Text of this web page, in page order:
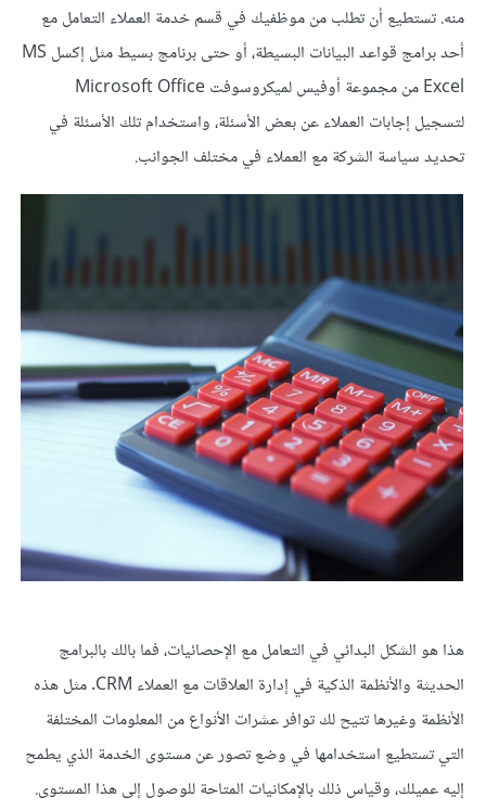
منه. تستطيع أن تطلب من موظفيك في قسم خدمة العملاء التعامل مع
أحد برامج قواعد البيانات البسيطة، أو حتى برنامج بسيط مثل إكسل MS
Excel من مجموعة أوفيس لميكروسوفت Microsoft Office
لتسجيل إجابات العملاء عن بعض الأسئلة، واستخدام تلك الأسئلة في
تحديد سياسة الشركة مع العملاء في مختلف الجوانب.
هذا هو الشكل البدائي في التعامل مع الإحصائيات، فما بالك بالبرامج
الحديثة والأنظمة الذكية في إدارة العلاقات مع العملاء CRM. مثل هذه
الأنظمة وغيرها تتيح لك توافر عشرات الأنواع من المعلومات المختلفة
التي تستطيع استخدامها في وضع تصور عن مستوى الخدمة الذي يطمح
إليه عميلك، وقياس ذلك بالإمكانيات المتاحة للوصول إلى هذا المستوى.